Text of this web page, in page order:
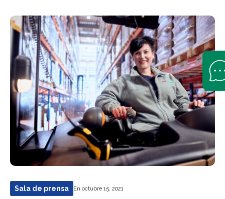
Sala de prensa En octubre 15, 2021